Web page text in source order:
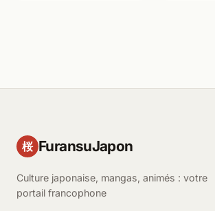
桜 FuransuJapon
Culture japonaise, mangas, animés : votre
portail francophone